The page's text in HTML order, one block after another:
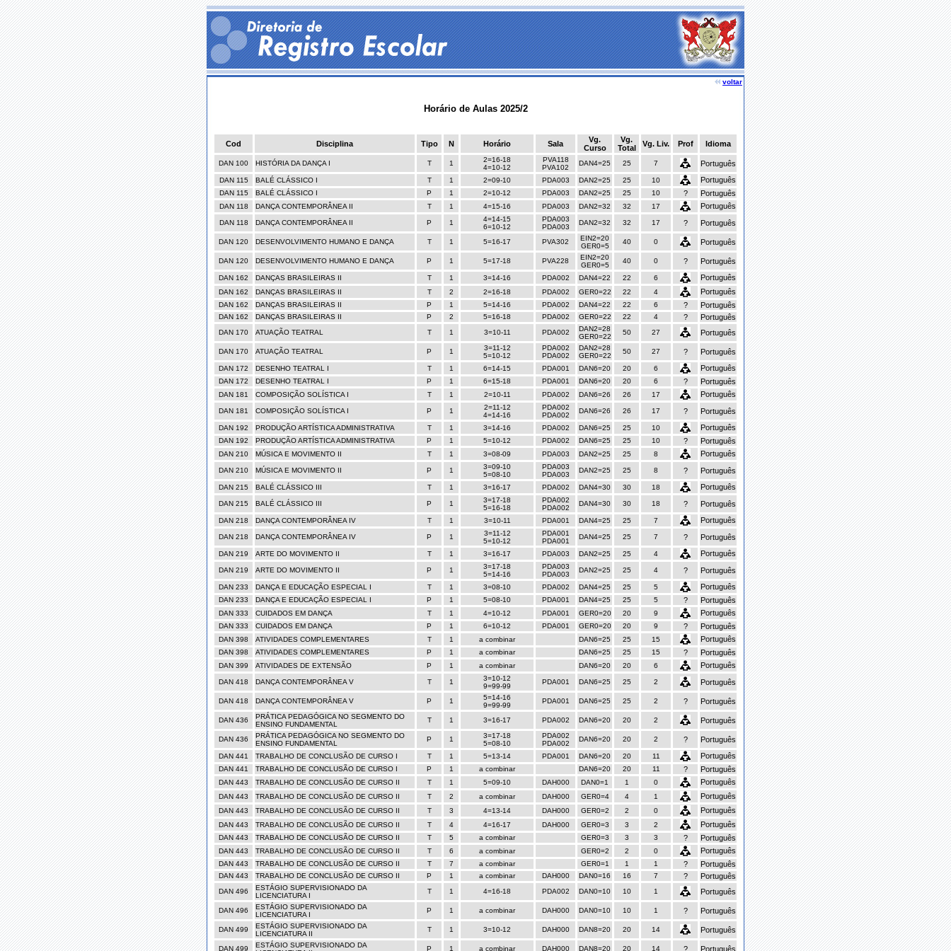
voltar
Horário de Aulas 2025/2
Cod Disciplina Tipo N Horário Sala
Vg.
Curso
Vg.
Total
Vg. Liv. Prof Idioma
DAN 100 HISTÓRIA DA DANÇA I T 1
2=16-18
4=10-12
PVA118
PVA102
DAN4=25 25 7 Português
DAN 115 BALÉ CLÁSSICO I T 1 2=09-10 PDA003 DAN2=25 25 10 Português
DAN 115 BALÉ CLÁSSICO I P 1 2=10-12 PDA003 DAN2=25 25 10 ? Português
DAN 118 DANÇA CONTEMPORÂNEA II T 1 4=15-16 PDA003 DAN2=32 32 17 Português
DAN 118 DANÇA CONTEMPORÂNEA II P 1
4=14-15
6=10-12
PDA003
PDA003
DAN2=32 32 17 ? Português
DAN 120 DESENVOLVIMENTO HUMANO E DANÇA T 1 5=16-17 PVA302
EIN2=20
GER0=5
40 0 Português
DAN 120 DESENVOLVIMENTO HUMANO E DANÇA P 1 5=17-18 PVA228
EIN2=20
GER0=5
40 0 ? Português
DAN 162 DANÇAS BRASILEIRAS II T 1 3=14-16 PDA002 DAN4=22 22 6 Português
DAN 162 DANÇAS BRASILEIRAS II T 2 2=16-18 PDA002 GER0=22 22 4 Português
DAN 162 DANÇAS BRASILEIRAS II P 1 5=14-16 PDA002 DAN4=22 22 6 ? Português
DAN 162 DANÇAS BRASILEIRAS II P 2 5=16-18 PDA002 GER0=22 22 4 ? Português
DAN 170 ATUAÇÃO TEATRAL T 1 3=10-11 PDA002
DAN2=28
GER0=22
50 27 Português
DAN 170 ATUAÇÃO TEATRAL P 1
3=11-12
5=10-12
PDA002
PDA002
DAN2=28
GER0=22
50 27 ? Português
DAN 172 DESENHO TEATRAL I T 1 6=14-15 PDA001 DAN6=20 20 6 Português
DAN 172 DESENHO TEATRAL I P 1 6=15-18 PDA001 DAN6=20 20 6 ? Português
DAN 181 COMPOSIÇÃO SOLÍSTICA I T 1 2=10-11 PDA002 DAN6=26 26 17 Português
DAN 181 COMPOSIÇÃO SOLÍSTICA I P 1
2=11-12
4=14-16
PDA002
PDA002
DAN6=26 26 17 ? Português
DAN 192 PRODUÇÃO ARTÍSTICA ADMINISTRATIVA T 1 3=14-16 PDA002 DAN6=25 25 10 Português
DAN 192 PRODUÇÃO ARTÍSTICA ADMINISTRATIVA P 1 5=10-12 PDA002 DAN6=25 25 10 ? Português
DAN 210 MÚSICA E MOVIMENTO II T 1 3=08-09 PDA003 DAN2=25 25 8 Português
DAN 210 MÚSICA E MOVIMENTO II P 1
3=09-10
5=08-10
PDA003
PDA003
DAN2=25 25 8 ? Português
DAN 215 BALÉ CLÁSSICO III T 1 3=16-17 PDA002 DAN4=30 30 18 Português
DAN 215 BALÉ CLÁSSICO III P 1
3=17-18
5=16-18
PDA002
PDA002
DAN4=30 30 18 ? Português
DAN 218 DANÇA CONTEMPORÂNEA IV T 1 3=10-11 PDA001 DAN4=25 25 7 Português
DAN 218 DANÇA CONTEMPORÂNEA IV P 1
3=11-12
5=10-12
PDA001
PDA001
DAN4=25 25 7 ? Português
DAN 219 ARTE DO MOVIMENTO II T 1 3=16-17 PDA003 DAN2=25 25 4 Português
DAN 219 ARTE DO MOVIMENTO II P 1
3=17-18
5=14-16
PDA003
PDA003
DAN2=25 25 4 ? Português
DAN 233 DANÇA E EDUCAÇÃO ESPECIAL I T 1 3=08-10 PDA002 DAN4=25 25 5 Português
DAN 233 DANÇA E EDUCAÇÃO ESPECIAL I P 1 5=08-10 PDA001 DAN4=25 25 5 ? Português
DAN 333 CUIDADOS EM DANÇA T 1 4=10-12 PDA001 GER0=20 20 9 Português
DAN 333 CUIDADOS EM DANÇA P 1 6=10-12 PDA001 GER0=20 20 9 ? Português
DAN 398 ATIVIDADES COMPLEMENTARES T 1 a combinar DAN6=25 25 15 Português
DAN 398 ATIVIDADES COMPLEMENTARES P 1 a combinar DAN6=25 25 15 ? Português
DAN 399 ATIVIDADES DE EXTENSÃO P 1 a combinar DAN6=20 20 6 Português
DAN 418 DANÇA CONTEMPORÂNEA V T 1
3=10-12
9=99-99
PDA001 DAN6=25 25 2 Português
DAN 418 DANÇA CONTEMPORÂNEA V P 1
5=14-16
9=99-99
PDA001 DAN6=25 25 2 ? Português
DAN 436
PRÁTICA PEDAGÓGICA NO SEGMENTO DO
ENSINO FUNDAMENTAL
T 1 3=16-17 PDA002 DAN6=20 20 2 Português
DAN 436
PRÁTICA PEDAGÓGICA NO SEGMENTO DO
ENSINO FUNDAMENTAL
P 1
3=17-18
5=08-10
PDA002
PDA002
DAN6=20 20 2 ? Português
DAN 441 TRABALHO DE CONCLUSÃO DE CURSO I T 1 5=13-14 PDA001 DAN6=20 20 11 Português
DAN 441 TRABALHO DE CONCLUSÃO DE CURSO I P 1 a combinar DAN6=20 20 11 ? Português
DAN 443 TRABALHO DE CONCLUSÃO DE CURSO II T 1 5=09-10 DAH000 DAN0=1 1 0 Português
DAN 443 TRABALHO DE CONCLUSÃO DE CURSO II T 2 a combinar DAH000 GER0=4 4 1 Português
DAN 443 TRABALHO DE CONCLUSÃO DE CURSO II T 3 4=13-14 DAH000 GER0=2 2 0 Português
DAN 443 TRABALHO DE CONCLUSÃO DE CURSO II T 4 4=16-17 DAH000 GER0=3 3 2 Português
DAN 443 TRABALHO DE CONCLUSÃO DE CURSO II T 5 a combinar GER0=3 3 3 ? Português
DAN 443 TRABALHO DE CONCLUSÃO DE CURSO II T 6 a combinar GER0=2 2 0 Português
DAN 443 TRABALHO DE CONCLUSÃO DE CURSO II T 7 a combinar GER0=1 1 1 ? Português
DAN 443 TRABALHO DE CONCLUSÃO DE CURSO II P 1 a combinar DAH000 DAN0=16 16 7 ? Português
DAN 496
ESTÁGIO SUPERVISIONADO DA
LICENCIATURA I
T 1 4=16-18 PDA002 DAN0=10 10 1 Português
DAN 496
ESTÁGIO SUPERVISIONADO DA
LICENCIATURA I
P 1 a combinar DAH000 DAN0=10 10 1 ? Português
DAN 499
ESTÁGIO SUPERVISIONADO DA
LICENCIATURA II
T 1 3=10-12 DAH000 DAN8=20 20 14 Português
DAN 499
ESTÁGIO SUPERVISIONADO DA
P 1 a combinar DAH000 DAN8=20 20 14 ? Português